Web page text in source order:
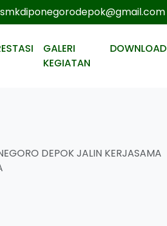
smkdiponegorodepok@gmail.com
GALERI
KEGIATAN
DOWNLOAD
DEPOK JALIN KERJASAMA